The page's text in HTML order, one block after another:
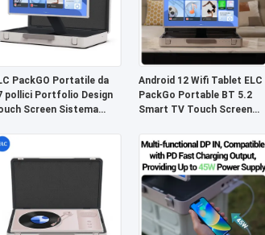
PackGO Portatile da
pollici Portfolio Design
Screen Sistema
il campeggio
Android 12 Wifi Tablet ELC
PackGo Portable BT 5.2
Smart TV Touch Screen